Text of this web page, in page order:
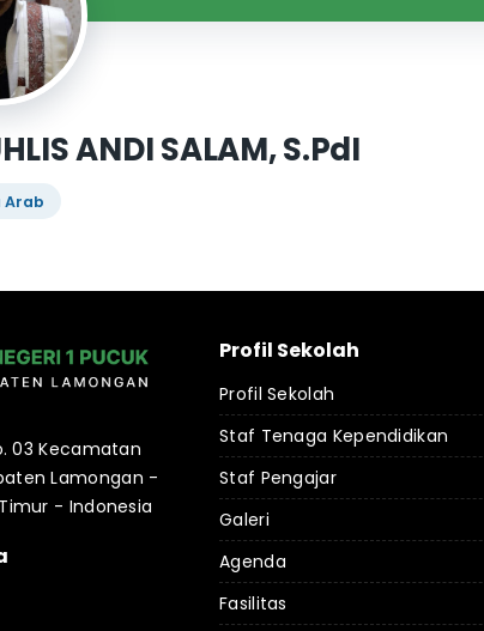
ANDI SALAM, S.PdI
Arab
03 Kecamatan
Lamongan -
- Indonesia
Profil Sekolah
Profil Sekolah
Staf Tenaga Kependidikan
Staf Pengajar
Galeri
Agenda
Fasilitas